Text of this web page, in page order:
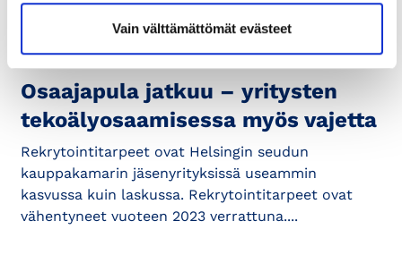
Vain välttämättömät evästeet
14.5.2024 OSAAMINEN JA TYÖELÄMÄ
Osaajapula jatkuu – yritysten
tekoälyosaamisessa myös vajetta
Rekrytointitarpeet ovat Helsingin seudun
kauppakamarin jäsenyrityksissä useammin
kasvussa kuin laskussa. Rekrytointitarpeet ovat
vähentyneet vuoteen 2023 verrattuna....